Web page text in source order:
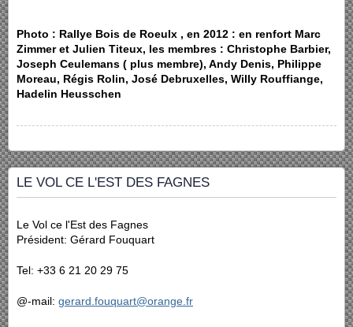
Photo : Rallye Bois de Roeulx , en 2012 : en renfort Marc
Zimmer et Julien Titeux, les membres : Christophe Barbier,
Joseph Ceulemans ( plus membre), Andy Denis, Philippe
Moreau, Régis Rolin, José Debruxelles, Willy Rouffiange,
Hadelin Heusschen
LE VOL CE L'EST DES FAGNES
Le Vol ce l'Est des Fagnes
Président: Gérard Fouquart
Tel: +33 6 21 20 29 75
@-mail: gerard.fouquart@orange.fr